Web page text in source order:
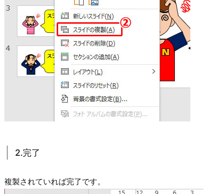
2.完了
複製されていれば完了です。